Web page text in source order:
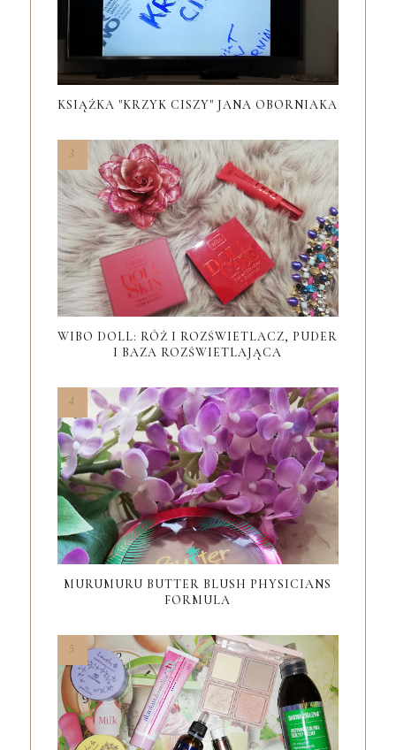
KSIĄŻKA "KRZYK CISZY" JANA OBORNIAKA
WIBO DOLL: RÓŻ I ROZŚWIETLACZ, PUDER
I BAZA ROZŚWIETLAJĄCA
MURUMURU BUTTER BLUSH PHYSICIANS
FORMULA